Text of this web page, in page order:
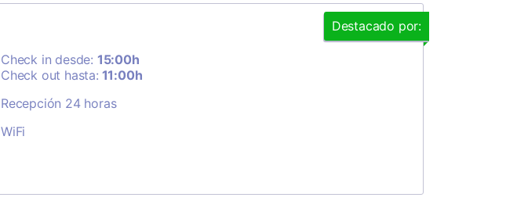
Destacado por:
Check in desde: 15:00h
Check out hasta: 11:00h
Recepción 24 horas
WiFi